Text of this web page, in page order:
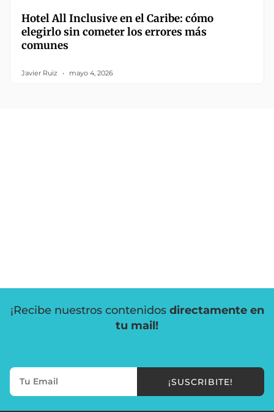
Hotel All Inclusive en el Caribe: cómo
elegirlo sin cometer los errores más
comunes
Javier Ruiz mayo 4, 2026
¡Recibe nuestros contenidos directamente en
tu mail!
¡SUSCRIBITE!